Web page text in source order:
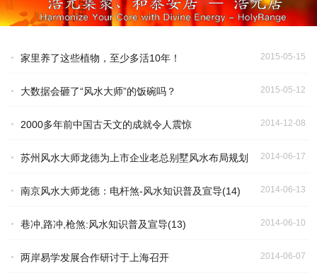
家里养了这些植物，至少多活10年！ 2015-05-15
大数据会砸了“风水大师”的饭碗吗？ 2015-05-12
2000多年前中国古天文的成就令人震惊 2014-12-08
苏州风水大师龙德为上市企业老总别墅风水布局规划 2014-06-17
南京风水大师龙德：电杆煞-风水知识普及宣导(14) 2014-06-13
巷冲,路冲,枪煞:风水知识普及宣导(13) 2014-06-10
两岸易学发展合作研讨于上海召开 2014-06-07